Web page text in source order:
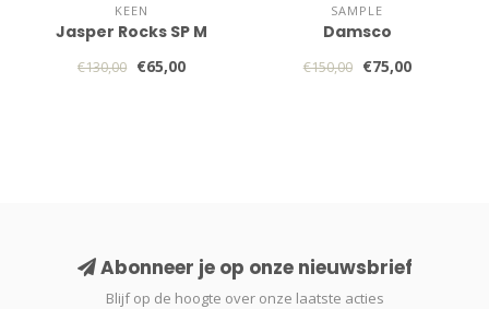
KEEN
Jasper Rocks SP M
€130,00 €65,00
SAMPLE
Damsco
€150,00 €75,00
Abonneer je op onze nieuwsbrief
Blijf op de hoogte over onze laatste acties